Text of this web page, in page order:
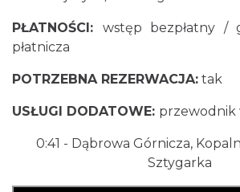
PŁATNOŚCI: wstęp bezpłatny /
płatnicza
POTRZEBNA REZERWACJA: tak
USŁUGI DODATOWE: przewodnik
0:41 - Dąbrowa Górnicza,
Sztygarka